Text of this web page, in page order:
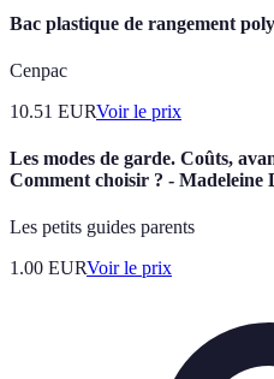
Bac plastique de rangement
Cenpac
10.51 EURVoir le prix
Les modes de garde. Coûts,
Comment choisir ? - Madeleine
Les petits guides parents
1.00 EURVoir le prix